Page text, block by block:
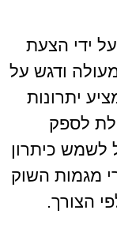
ידי הצעת
ודגש על
יתרונות
לספק
לשמש כיתרון
מגמות השוק
הצורך.